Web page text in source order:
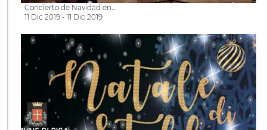
Concierto de Navidad en...
11 Dic 2019 - 11 Dic 2019